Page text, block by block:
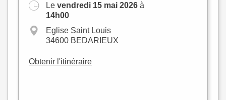
Le vendredi 15 mai 2026 à
14h00
Eglise Saint Louis
34600 BEDARIEUX
Obtenir l'itinéraire